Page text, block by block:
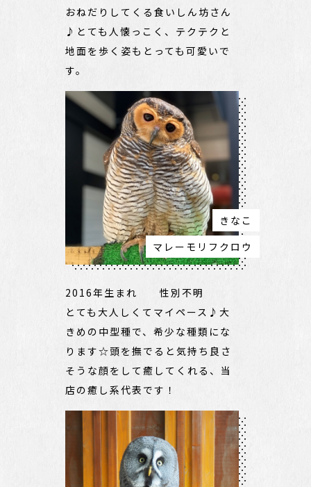
おねだりしてくる食いしん坊さん
♪とても人懐っこく、テクテクと
地面を歩く姿もとっても可愛いで
す。
きなこ
マレーモリフクロウ
2016年生まれ 性別不明
とても大人しくてマイペース♪大
きめの中型種で、希少な種類にな
ります☆頭を撫でると気持ち良さ
そうな顔をして癒してくれる、当
店の癒し系代表です！